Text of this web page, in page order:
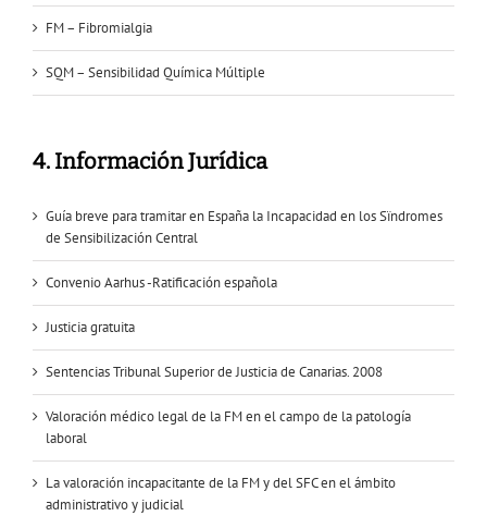
FM – Fibromialgia
SQM – Sensibilidad Química Múltiple
4. Información Jurídica
Guía breve para tramitar en España la Incapacidad en los Sïndromes
de Sensibilización Central
Convenio Aarhus -Ratificación española
Justicia gratuita
Sentencias Tribunal Superior de Justicia de Canarias. 2008
Valoración médico legal de la FM en el campo de la patología
laboral
La valoración incapacitante de la FM y del SFC en el ámbito
administrativo y judicial